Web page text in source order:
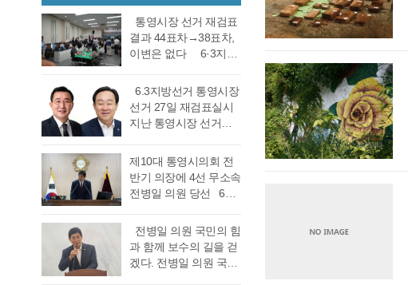
통영시장 선거 재검표
결과 44표차→38표차,
이변은 없다 6·3지방
검표 결과 강석주 시장
이 38표차로 6표가 변
동되었으나 천영기 당
는 창원시 성산구에 있
는 도선관위 청사 6층
대회의실에서 실시한
차에서 38표차로 더불
어민주당 강석주 시장
이 국민의힘 천영기 전
6.3지방선거 통영시장
선거 27일 재검표실시
지난 통영시장 선거에
서 0.06%(44표) 차이로
당락이 갈렸던 6.3지방
선거 통영시장선거 결
과에 대한 천영기 후보
드려져 경남선관위가
재검표를 결정했다. 경
남 선거관리위원회가
제10대 통영시의회 전
반기 의장에 4선 무소속
전병일 의원 당선 6일
거를 위한 제244회 임
시회를에서 4선 전병일
의원이 전반기 의장에
전병일 의원 국민의 힘
과 함께 보수의 길을 걷
겠다. 전병일 의원 국민